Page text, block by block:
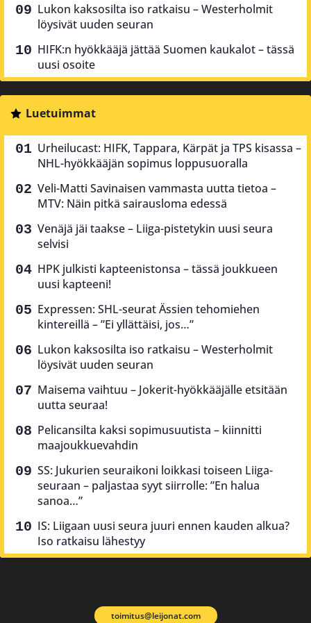
Lukon kaksosilta iso ratkaisu – Westerholmit
löysivät uuden seuran
HIFK:n hyökkääjä jättää Suomen kaukalot – tässä
uusi osoite
Luetuimmat
Urheilucast: HIFK, Tappara, Kärpät ja TPS kisassa –
NHL-hyökkääjän sopimus loppusuoralla
Veli-Matti Savinaisen vammasta uutta tietoa –
MTV: Näin pitkä sairausloma edessä
Venäjä jäi taakse – Liiga-pistetykin uusi seura
selvisi
HPK julkisti kapteenistonsa – tässä joukkueen
uusi kapteeni!
Expressen: SHL-seurat Ässien tehomiehen
kintereillä – ”Ei yllättäisi, jos…”
Lukon kaksosilta iso ratkaisu – Westerholmit
löysivät uuden seuran
Maisema vaihtuu – Jokerit-hyökkääjälle etsitään
uutta seuraa!
Pelicansilta kaksi sopimusuutista – kiinnitti
maajoukkuevahdin
SS: Jukurien seuraikoni loikkasi toiseen Liiga-
seuraan – paljastaa syyt siirrolle: ”En halua
sanoa…”
IS: Liigaan uusi seura juuri ennen kauden alkua?
Iso ratkaisu lähestyy
toimitus@leijonat.com